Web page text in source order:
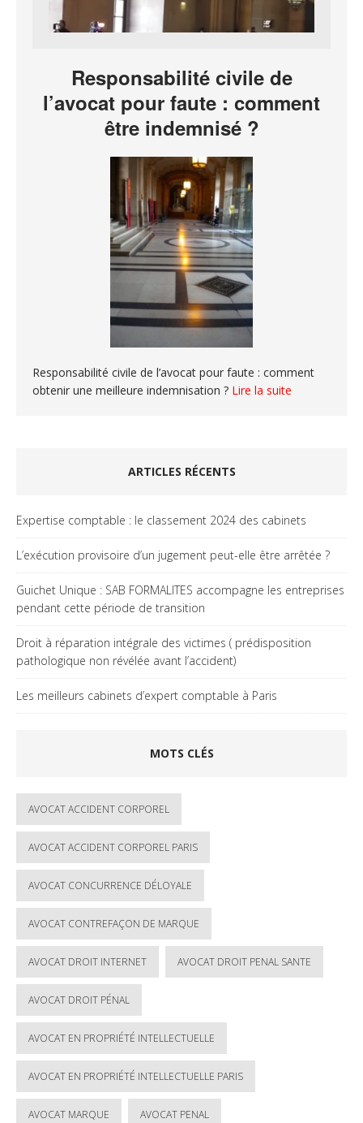
Responsabilité civile de
l’avocat pour faute : comment
être indemnisé ?
Responsabilité civile de l’avocat pour faute : comment
obtenir une meilleure indemnisation ? Lire la suite
ARTICLES RÉCENTS
Expertise comptable : le classement 2024 des cabinets
L’exécution provisoire d’un jugement peut-elle être arrêtée ?
Guichet Unique : SAB FORMALITES accompagne les entreprises
pendant cette période de transition
Droit à réparation intégrale des victimes ( prédisposition
pathologique non révélée avant l’accident)
Les meilleurs cabinets d’expert comptable à Paris
MOTS CLÉS
AVOCAT ACCIDENT CORPOREL
AVOCAT ACCIDENT CORPOREL PARIS
AVOCAT CONCURRENCE DÉLOYALE
AVOCAT CONTREFAÇON DE MARQUE
AVOCAT DROIT INTERNET AVOCAT DROIT PENAL SANTE
AVOCAT DROIT PÉNAL
AVOCAT EN PROPRIÉTÉ INTELLECTUELLE
AVOCAT EN PROPRIÉTÉ INTELLECTUELLE PARIS
AVOCAT MARQUE AVOCAT PENAL